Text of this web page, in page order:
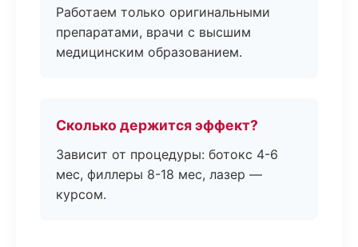
Работаем только оригинальными
препаратами, врачи с высшим
медицинским образованием.
Сколько держится эффект?
Зависит от процедуры: ботокс 4-6
мес, филлеры 8-18 мес, лазер —
курсом.